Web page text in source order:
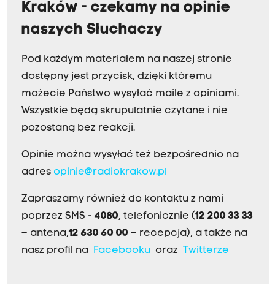
Kraków - czekamy na opinie
naszych Słuchaczy
Pod każdym materiałem na naszej stronie
dostępny jest przycisk, dzięki któremu
możecie Państwo wysyłać maile z opiniami.
Wszystkie będą skrupulatnie czytane i nie
pozostaną bez reakcji.
Opinie można wysyłać też bezpośrednio na
adres opinie@radiokrakow.pl
Zapraszamy również do kontaktu z nami
poprzez SMS - 4080, telefonicznie (12 200 33 33
– antena,12 630 60 00 – recepcja), a także na
nasz profil na Facebookuoraz Twitterze